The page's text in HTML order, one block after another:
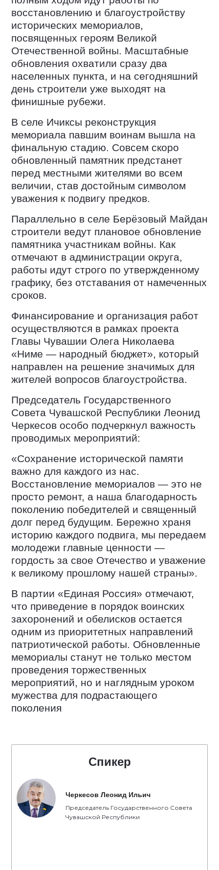
восстановлению и благоустройству
исторических мемориалов,
посвященных героям Великой
Отечественной войны. Масштабные
обновления охватили сразу два
населенных пункта, и на сегодняшний
день строители уже выходят на
финишные рубежи.
В селе Ичиксы реконструкция
мемориала павшим воинам вышла на
финальную стадию. Совсем скоро
обновленный памятник предстанет
перед местными жителями во всем
величии, став достойным символом
уважения к подвигу предков.
Параллельно в селе Берёзовый Майдан
строители ведут плановое обновление
памятника участникам войны. Как
отмечают в администрации округа,
работы идут строго по утвержденному
графику, без отставания от намеченных
сроков.
Финансирование и организация работ
осуществляются в рамках проекта
Главы Чувашии Олега Николаева
«Ниме — народный бюджет», который
направлен на решение значимых для
жителей вопросов благоустройства.
Председатель Государственного
Совета Чувашской Республики Леонид
Черкесов особо подчеркнул важность
проводимых мероприятий:
«Сохранение исторической памяти
важно для каждого из нас.
Восстановление мемориалов — это не
просто ремонт, а наша благодарность
поколению победителей и священный
долг перед будущим. Бережно храня
историю каждого подвига, мы передаем
молодежи главные ценности —
гордость за свое Отечество и уважение
к великому прошлому нашей страны».
В партии «Единая Россия» отмечают,
что приведение в порядок воинских
захоронений и обелисков остается
одним из приоритетных направлений
патриотической работы. Обновленные
мемориалы станут не только местом
проведения торжественных
мероприятий, но и наглядным уроком
мужества для подрастающего
поколения
Спикер
Черкесов Леонид Ильич
Председатель Государственного Совета
Чувашской Республики